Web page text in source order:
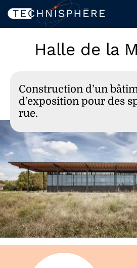
Halle de la
Construction d’un
d’exposition pour des
rue.